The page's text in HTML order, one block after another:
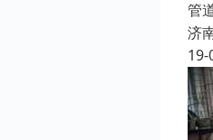
管
济
19-